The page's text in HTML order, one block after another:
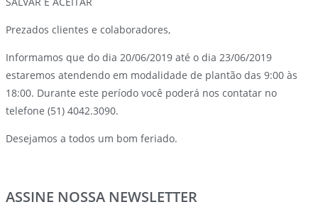
Prezados clientes e colaboradores,
Informamos que do dia 20/06/2019 até o dia 23/06/2019
estaremos atendendo em modalidade de plantão das 9:00 às
18:00. Durante este período você poderá nos contatar no
telefone (51) 4042.3090.
Desejamos a todos um bom feriado.
ASSINE NOSSA NEWSLETTER